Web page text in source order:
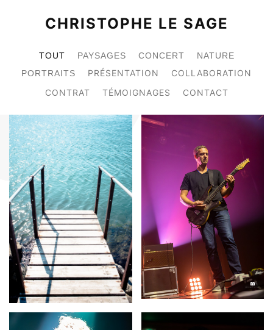
CHRISTOPHE LE SAGE
TOUT PAYSAGES CONCERT
NATURE
PORTRAITS
PRÉSENTATION
COLLABORATION
CONTRAT
TÉMOIGNAGES CONTACT